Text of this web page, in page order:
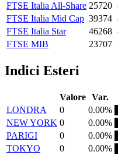
FTSE Italia All-Share 25720
FTSE Italia Mid Cap 39374
FTSE Italia Star
46268
FTSE MIB
23707
Indici Esteri
Valore Var.
LONDRA
0
0.00%
NEW YORK 0
0.00%
PARIGI
0
0.00%
TOKYO
0
0.00%